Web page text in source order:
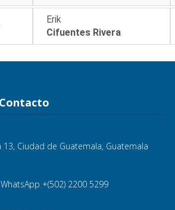
Erik
Cifuentes Rivera
13, Ciudad de Guatemala, Guatemala
+(502) 2200 5299